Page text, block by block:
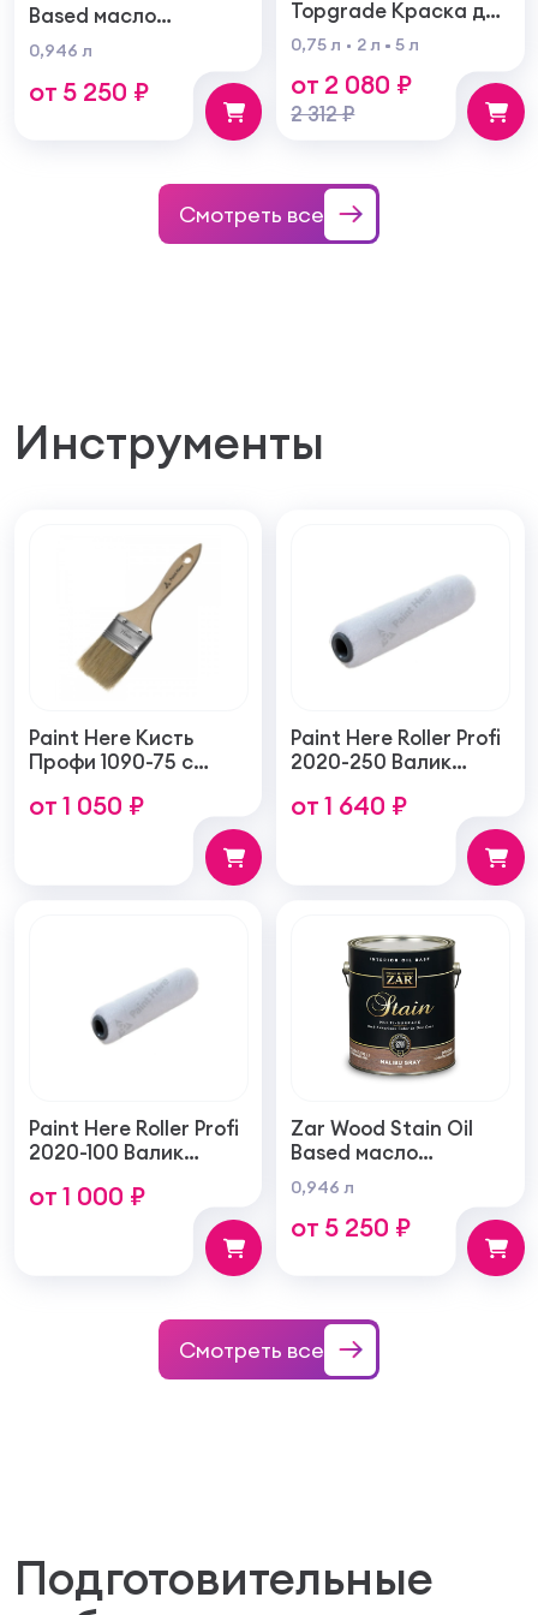
Based масло
тонирующая по
дереву
0,946 л
от 5 250 ₽
Topgrade Краска для
металла с
молотковым
эффектом
0,75 л 2 л 5 л
от 2 080 ₽
2 312 ₽
Смотреть все
Инструменты
Paint Here Кисть
Профи 1090-75 с
щетиной плоская
от 1 050 ₽
Paint Here Roller Profi
2020-250 Валик
тонкую гладкую
структуру покрытия
от 1 640 ₽
Paint Here Roller Profi
2020-100 Валик
тонкую гладкую
структуру покрытия
от 1 000 ₽
Zar Wood Stain Oil
Based масло
тонирующая по
дереву
0,946 л
от 5 250 ₽
Смотреть все
Подготовительные